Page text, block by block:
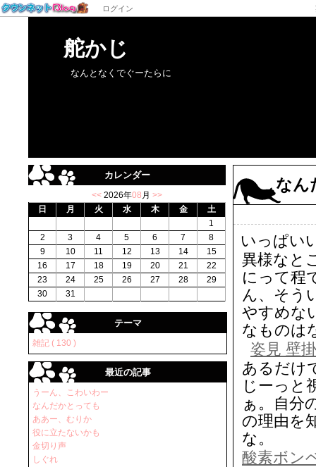
ログイン
舵かじ
なんとなくでぐーたらに
なん
いっぱい
異様なと
にって程
ん、そう
やすめな
なものは
姿見 壁
あるだけ
じーっと
ぁ。自分
の理由を
な。
酸素ボン
カレンダー
<< 2026年08 月 >>
日
月 火 水 木 金
土
1
2
3 4 5 6 7
8
9
10 11 12 13 14
15
16
17 18 19 20 21
22
23
24 25 26 27 28
29
30
31
テーマ
雑記 ( 130 )
最近の記事
うーん、こわいわー
なんだかとっても
ああー、むりか
役に立たないかも
金切り声
しぐれ